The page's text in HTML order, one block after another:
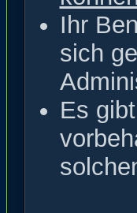
Ihr
sich
Es